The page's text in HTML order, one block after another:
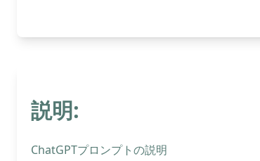
説明:
ChatGPTプロンプトの説明